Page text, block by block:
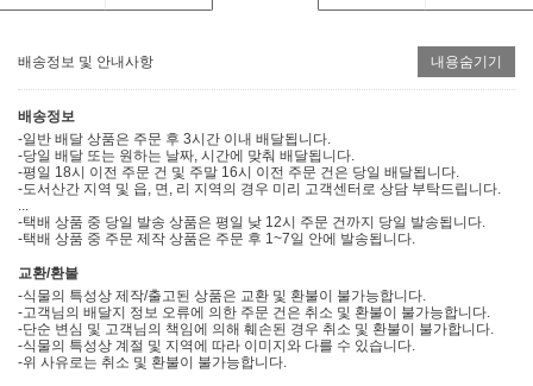
배송정보 및 안내사항 내용숨기기
배송정보
-일반 배달 상품은 주문 후 3시간 이내 배달됩니다.
-당일 배달 또는 원하는 날짜, 시간에 맞춰 배달됩니다.
-평일 18시 이전 주문 건 및 주말 16시 이전 주문 건은 당일 배달됩니다.
-도서산간 지역 및 읍, 면, 리 지역의 경우 미리 고객센터로 상담 부탁드립니다.
-택배 상품 중 당일 발송 상품은 평일 낮 12시 주문 건까지 당일 발송됩니다.
-택배 상품 중 주문 제작 상품은 주문 후 1~7일 안에 발송됩니다.
교환/환불
-식물의 특성상 제작/출고된 상품은 교환 및 환불이 불가능합니다.
-고객님의 배달지 정보 오류에 의한 주문 건은 취소 및 환불이 불가능합니다.
-단순 변심 및 고객님의 책임에 의해 훼손된 경우 취소 및 환불이 불가합니다.
-식물의 특성상 계절 및 지역에 따라 이미지와 다를 수 있습니다.
-위 사유로는 취소 및 환불이 불가능합니다.